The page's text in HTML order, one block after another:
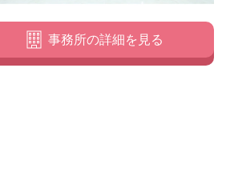
事務所の詳細を見る